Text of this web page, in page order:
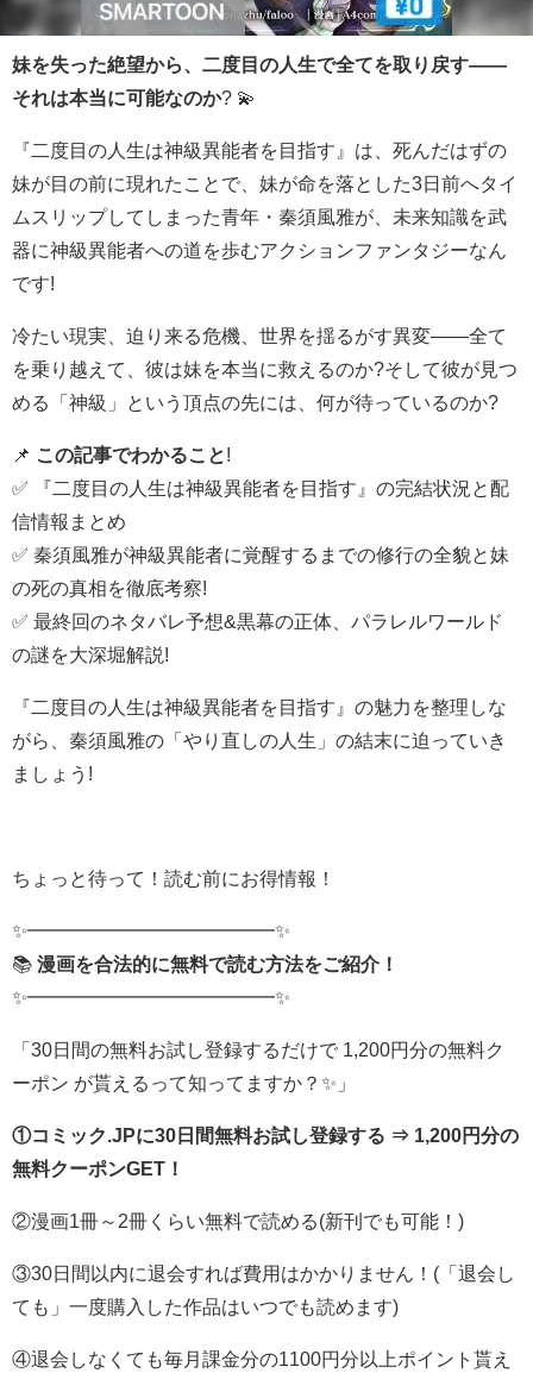
妹を失った絶望から、二度目の人生で全てを取り戻す――
それは本当に可能なのか? 💫
『二度目の人生は神級異能者を目指す』は、死んだはずの
妹が目の前に現れたことで、妹が命を落とした3日前へタイ
ムスリップしてしまった青年・秦須風雅が、未来知識を武
器に神級異能者への道を歩むアクションファンタジーなん
です!
冷たい現実、迫り来る危機、世界を揺るがす異変――全て
を乗り越えて、彼は妹を本当に救えるのか?そして彼が見つ
める「神級」という頂点の先には、何が待っているのか?
📌 この記事でわかること!
✅ 『二度目の人生は神級異能者を目指す』の完結状況と配
信情報まとめ
✅ 秦須風雅が神級異能者に覚醒するまでの修行の全貌と妹
の死の真相を徹底考察!
✅ 最終回のネタバレ予想&黒幕の正体、パラレルワールド
の謎を大深堀解説!
『二度目の人生は神級異能者を目指す』の魅力を整理しな
がら、秦須風雅の「やり直しの人生」の結末に迫っていき
ましょう!
ちょっと待って！読む前にお得情報！
✨━━━━━━━━━━━━━✨
📚 漫画を合法的に無料で読む方法をご紹介！
✨━━━━━━━━━━━━━✨
「30日間の無料お試し登録するだけで 1,200円分の無料ク
ーポン が貰えるって知ってますか？✨」
①コミック.JPに30日間無料お試し登録する ⇒ 1,200円分の
無料クーポンGET！
②漫画1冊～2冊くらい無料で読める(新刊でも可能！)
③30日間以内に退会すれば費用はかかりません！(「退会し
ても」一度購入した作品はいつでも読めます)
④退会しなくても毎月課金分の1100円分以上ポイント貰え